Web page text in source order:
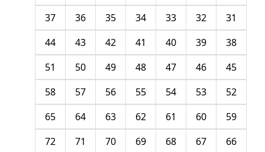
31
32
33
34
35
36
37
38
39
40
41
42
43
44
45
46
47
48
49
50
51
52
53
54
55
56
57
58
59
60
61
62
63
64
65
66
67
68
69
70
71
72